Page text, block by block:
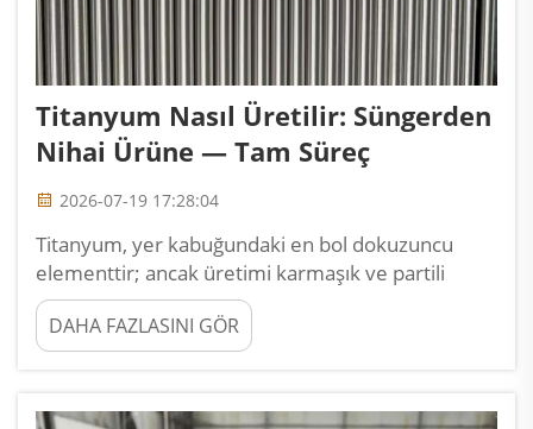
Titanyum Nasıl Üretilir: Süngerden
Nihai Ürüne — Tam Süreç
2026-07-19 17:28:04
Titanyum, yer kabuğundaki en bol dokuzuncu
elementtir; ancak üretimi karmaşık ve partili
olduğu için pahalıdır. Cevherden nihai ürüne
ulaşmak için altı aşama vardır. 1. Aşama Kroll
Süreci: Titanyum cevheri, TiCl4’e klorlanır ve
DAHA FAZLASINI GÖR